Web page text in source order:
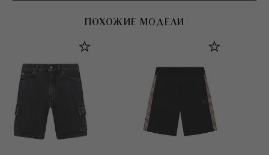
ПОХОЖИЕ МОДЕЛИ